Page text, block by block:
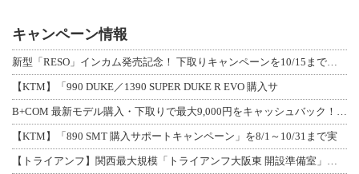
キャンペーン情報
【KTM】「990 DUKE／1390 SUPER DUKE R EVO 購入サ
【KTM】「890 SMT 購入サポートキャンペーン」を8/1～10/31まで実